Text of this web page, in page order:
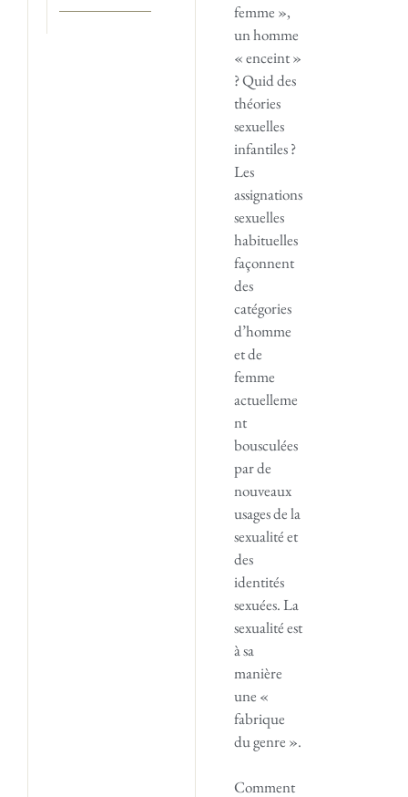
femme »,
un homme
« enceint »
? Quid des
théories
sexuelles
infantiles ?
Les
assignations
sexuelles
habituelles
façonnent
des
catégories
d’homme
et de
femme
actuelleme
nt
bousculées
par de
nouveaux
usages de la
sexualité et
des
identités
sexuées. La
sexualité est
à sa
manière
une «
fabrique
du genre ».
Comment